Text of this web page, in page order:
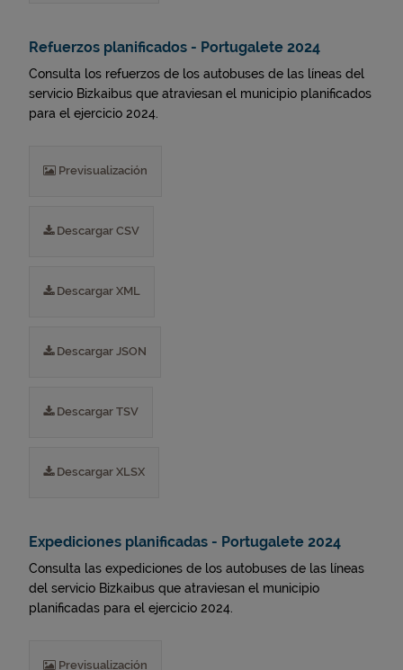
Refuerzos planificados - Portugalete 2024
Consulta los refuerzos de los autobuses de las líneas del
servicio Bizkaibus que atraviesan el municipio planificados
para el ejercicio 2024.
Previsualización
Descargar CSV
Descargar XML
Descargar JSON
Descargar TSV
Descargar XLSX
Expediciones planificadas - Portugalete 2024
Consulta las expediciones de los autobuses de las líneas
del servicio Bizkaibus que atraviesan el municipio
planificadas para el ejercicio 2024.
Previsualización